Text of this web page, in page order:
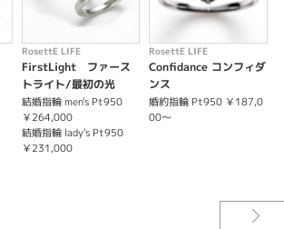
RosettE LIFE
FirstLight ファース
トライト/最初の光
結婚指輪 men's Pt950
￥264,000
結婚指輪 lady's Pt950
￥231,000
RosettE LIFE
Confidance コンフィダ
ンス
婚約指輪 Pt950 ￥187,0
00～